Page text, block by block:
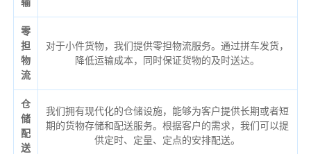
零
担
物
流
对于小件货物，我们提供零担物流服务。通过拼车发货，
降低运输成本，同时保证货物的及时送达。
仓
储
配
送
我们拥有现代化的仓储设施，能够为客户提供长期或者短
期的货物存储和配送服务。根据客户的需求，我们可以提
供定时、定量、定点的安排配送。